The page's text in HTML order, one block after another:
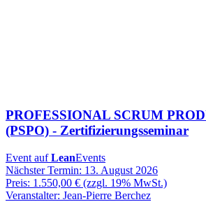
PROFESSIONAL SCRUM
(PSPO) - Zertifizierungsseminar
Event aufLeanEvents
Nächster Termin: 13. August 2026
Preis: 1.550,00 € (zzgl. 19% MwSt.)
Veranstalter: Jean-Pierre Berchez